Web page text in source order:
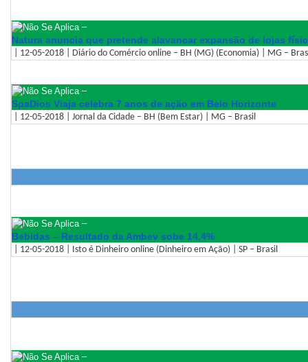
–
Natura anuncia que pretende alavancar expansão de lojas
| 12-05-2018 | Diário do Comércio online – BH (MG) (Economia) | MG –
–
SpaDios Viaja celebra 7 anos de ação em Belo Horizonte
| 12-05-2018 | Jornal da Cidade – BH (Bem Estar) | MG – Brasil
–
Bebidas – Resultado da Ambev sobe 14,4%
| 12-05-2018 | Isto é Dinheiro online (Dinheiro em Ação) | SP – Brasil
–